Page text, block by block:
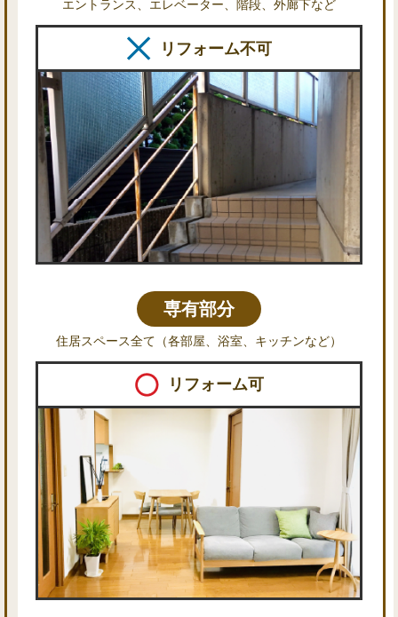
エントランス、エレベーター、階段、外廊下など
リフォーム不可
専有部分
住居スペース全て（各部屋、浴室、キッチンなど）
リフォーム可